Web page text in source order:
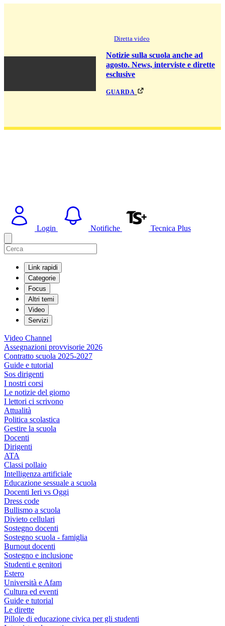
Diretta video
Notizie sulla scuola anche ad
agosto. News, interviste e dirette
esclusive
guarda
Login Notifiche Tecnica Plus
Link rapidi
Categorie
Focus
Altri temi
Video
Servizi
Video Channel
Assegnazioni provvisorie 2026
Contratto scuola 2025-2027
Guide e tutorial
Sos dirigenti
I nostri corsi
Le notizie del giorno
I lettori ci scrivono
Attualità
Politica scolastica
Gestire la scuola
Docenti
Dirigenti
ATA
Classi pollaio
Intelligenza artificiale
Educazione sessuale a scuola
Docenti Ieri vs Oggi
Dress code
Bullismo a scuola
Divieto cellulari
Sostegno docenti
Sostegno scuola - famiglia
Burnout docenti
Sostegno e inclusione
Studenti e genitori
Estero
Università e Afam
Cultura ed eventi
Guide e tutorial
Le dirette
Pillole di educazione civica per gli studenti